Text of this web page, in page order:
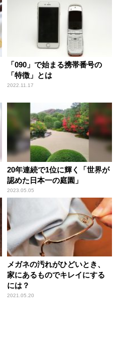
「090」で始まる携帯番号の
「特徴」とは
2022.11.17
20年連続で1位に輝く「世界が
認めた日本一の庭園」
2023.05.05
メガネの汚れがひどいとき、
家にあるものでキレイにする
には？
2021.05.20